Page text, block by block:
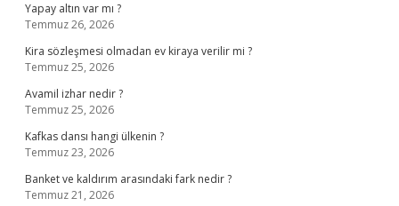
Yapay altın var mı ?
Temmuz 26, 2026
Kira sözleşmesi olmadan ev kiraya verilir mi ?
Temmuz 25, 2026
Avamil izhar nedir ?
Temmuz 25, 2026
Kafkas dansı hangi ülkenin ?
Temmuz 23, 2026
Banket ve kaldırım arasındaki fark nedir ?
Temmuz 21, 2026